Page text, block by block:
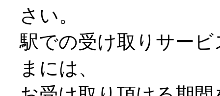
さい。
駅での受け取りサー
まには、